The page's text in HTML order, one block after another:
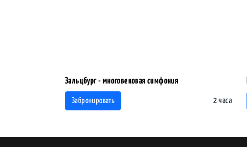
Зальцбург - многовековая симфония
Забронировать 2 часа